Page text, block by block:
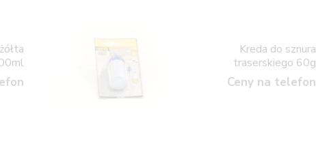
Kreda do sznura
traserskiego 60g
Ceny na telefon